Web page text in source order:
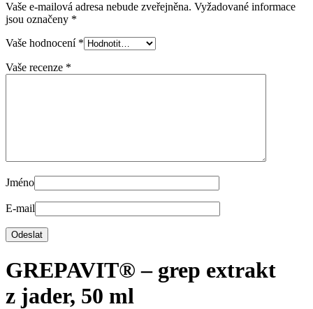
Vaše e-mailová adresa nebude zveřejněna. Vyžadované informace
jsou označeny *
Vaše hodnocení *
Vaše recenze *
Jméno
E-mail
GREPAVIT® – grep extrakt
z jader, 50 ml